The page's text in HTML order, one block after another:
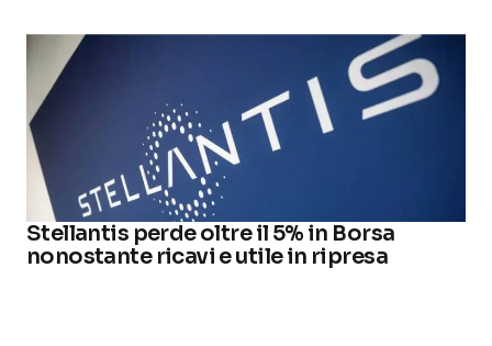
Stellantis perde oltre il 5% in Borsa
nonostante ricavi e utile in ripresa